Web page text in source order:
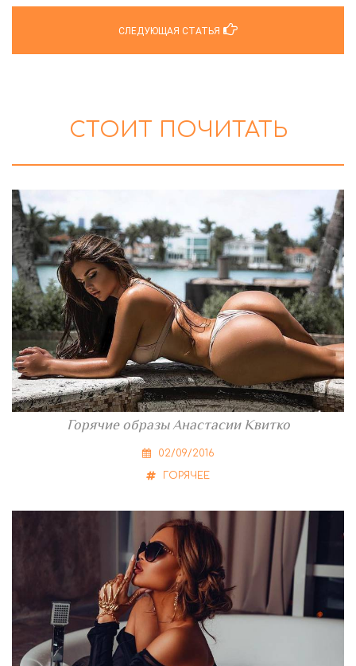
СЛЕДУЮЩАЯ СТАТЬЯ
СТОИТ ПОЧИТАТЬ
Горячие образы Анастасии Квитко
02/09/2016
ГОРЯЧЕЕ